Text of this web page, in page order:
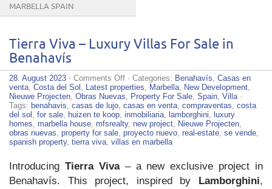
MARBELLA SPAIN
Tierra Viva – Luxury Villas For Sale in
Benahavís
28. August 2023 · Comments Offon
Tierra
Viva
–
Luxury
Villas
For
Sale
· Categories: Benahavís Casas en
venta Costa del Sol Latest properties Marbella New Development
Nieuwe Projecten Obras Nuevas Property For Sale Spain Villa ·
Tags: benahavis casas de lujo casas en venta compraventas costa
del sol
for sale huizen te koop inmobiliaria lamborghini
luxury
homes
marbella house mfsrealty, new project Nieuwe Projecten
obras nuevas property for sale proyecto nuevo real-estate se vende
spanish property, tierra viva villas en marbella
Introducing Tierra Viva– a new exclusive project in
Benahavís. This project, inspired by Lamborghini,